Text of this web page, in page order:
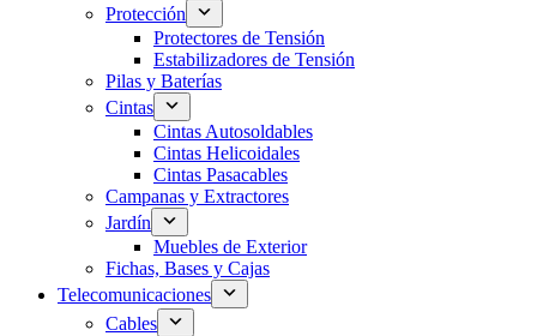
Protección
Protectores de Tensión
Estabilizadores de Tensión
Pilas y Baterías
Cintas
Cintas Autosoldables
Cintas Helicoidales
Cintas Pasacables
Campanas y Extractores
Jardín
Muebles de Exterior
Fichas, Bases y Cajas
Telecomunicaciones
Cables